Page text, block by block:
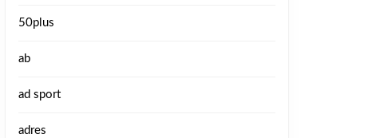
50plus
ab
ad sport
adres